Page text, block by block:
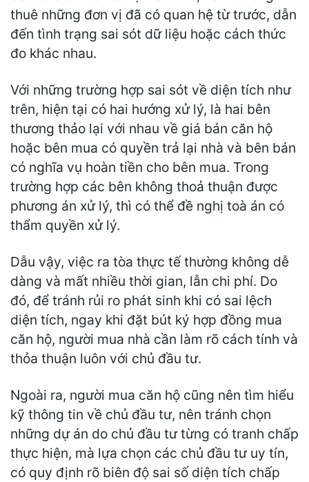
thuê những đơn vị đã có quan hệ từ trước, dẫn
đến tình trạng sai sót dữ liệu hoặc cách thức
đo khác nhau.
Với những trường hợp sai sót về diện tích như
trên, hiện tại có hai hướng xử lý, là hai bên
thương thảo lại với nhau về giá bán căn hộ
hoặc bên mua có quyền trả lại nhà và bên bán
có nghĩa vụ hoàn tiền cho bên mua. Trong
trường hợp các bên không thoả thuận được
phương án xử lý, thì có thể đề nghị toà án có
thẩm quyền xử lý.
Dẫu vậy, việc ra tòa thực tế thường không dễ
dàng và mất nhiều thời gian, lẫn chi phí. Do
đó, để tránh rủi ro phát sinh khi có sai lệch
diện tích, ngay khi đặt bút ký hợp đồng mua
căn hộ, người mua nhà cần làm rõ cách tính và
thỏa thuận luôn với chủ đầu tư.
Ngoài ra, người mua căn hộ cũng nên tìm hiểu
kỹ thông tin về chủ đầu tư, nên tránh chọn
những dự án do chủ đầu tư từng có tranh chấp
thực hiện, mà lựa chọn các chủ đầu tư uy tín,
có quy định rõ biên độ sai số diện tích chấp